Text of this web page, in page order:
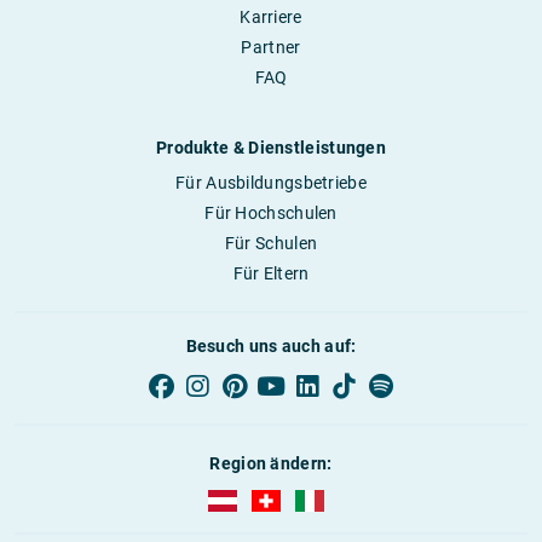
Karriere
Partner
FAQ
Produkte & Dienstleistungen
Für Ausbildungsbetriebe
Für Hochschulen
Für Schulen
Für Eltern
Besuch uns auch auf:
Region ändern:
AUBI-plus Österreich (deutsch)